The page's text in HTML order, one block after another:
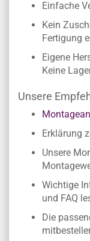
Einfache
Kein
Fertigung
Eigene
Keine
Unsere
Erklärung
Unsere
Wichtige
und FAQ
Die